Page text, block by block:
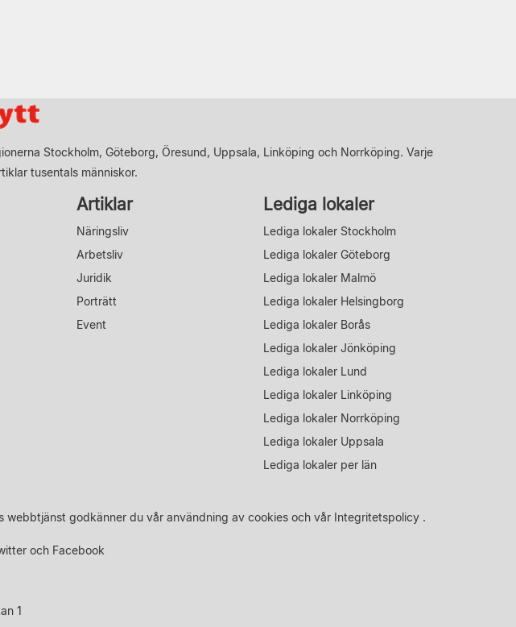
Stockholm, Göteborg, Öresund, Uppsala, Linköping och Norrköping. Varje
tusentals människor.
Artiklar
Näringsliv
Arbetsliv
Juridik
Porträtt
Event
Lediga lokaler
Lediga lokaler Stockholm
Lediga lokaler Göteborg
Lediga lokaler Malmö
Lediga lokaler Helsingborg
Lediga lokaler Borås
Lediga lokaler Jönköping
Lediga lokaler Lund
Lediga lokaler Linköping
Lediga lokaler Norrköping
Lediga lokaler Uppsala
Lediga lokaler per län
webbtjänst godkänner du vår användning av cookiesoch vår Integritetspolicy.
och Facebook
1